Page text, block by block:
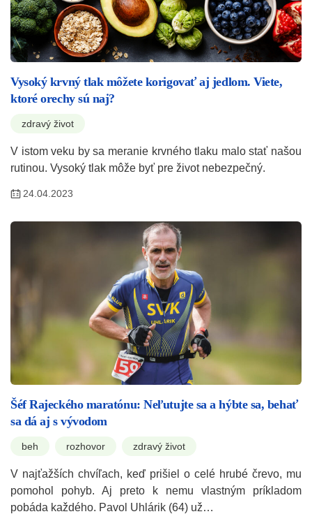
Vysoký krvný tlak môžete korigovať aj jedlom. Viete,
ktoré orechy sú naj?
zdravý život
V istom veku by sa meranie krvného tlaku malo stať našou
rutinou. Vysoký tlak môže byť pre život nebezpečný.
24.04.2023
Šéf Rajeckého maratónu: Neľutujte sa a hýbte sa, behať
sa dá aj s vývodom
beh rozhovor zdravý život
V najťažších chvíľach, keď prišiel o celé hrubé črevo, mu
pomohol pohyb. Aj preto k nemu vlastným príkladom
pobáda každého. Pavol Uhlárik (64) už…